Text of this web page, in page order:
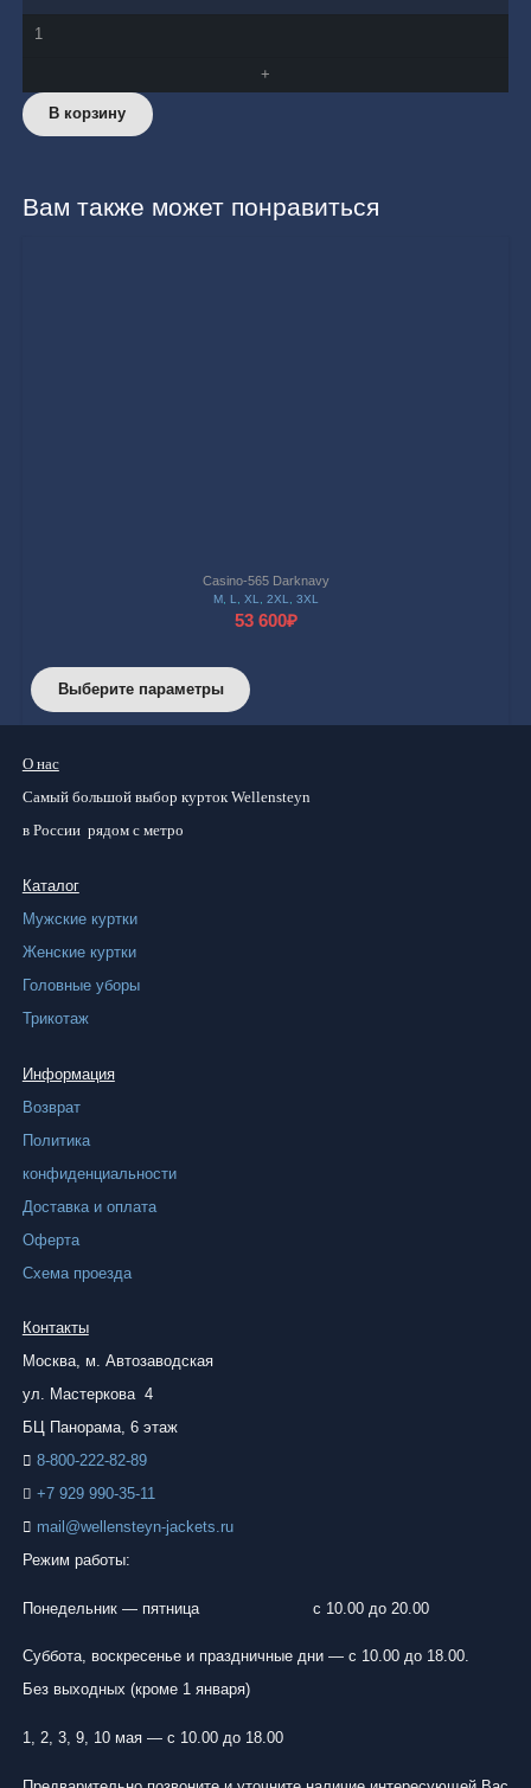
Количество
Blackjack
Men
1001
В корзину
Вам также может понравиться
Casino-565 Darknavy
M, L, XL, 2XL, 3XL
53 600₽
Выберите параметры Этот
О нас
Самый большой выбор куртокWellensteyn
в России рядом с метро
Каталог
Мужские куртки
Женские куртки
Головные уборы
Трикотаж
Информация
Возврат
Политика
конфиденциальности
Доставка и оплата
Оферта
Схема проезда
Контакты
Москва, м. Автозаводская
ул. Мастеркова 4
БЦ Панорама, 6 этаж
8-800-222-82-89
+7 929 990-35-11
mail@wellensteyn-jackets.ru
Режим работы:
Понедельник — пятница с 10.00 до 20.00
Суббота, воскресенье и праздничные дни — с 10.00 до 18.00.
Без выходных (кроме 1 января)
1, 2, 3, 9, 10 мая — с 10.00 до 18.00